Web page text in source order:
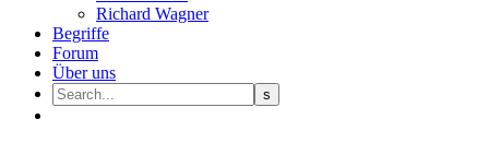
Richard Wagner
Begriffe
Forum
Über uns